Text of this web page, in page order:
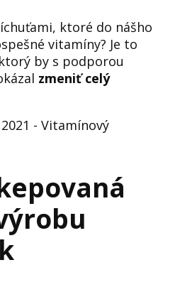
ktoré do nášho
vitamíny? Je to
by s podporou
zmeniť celý